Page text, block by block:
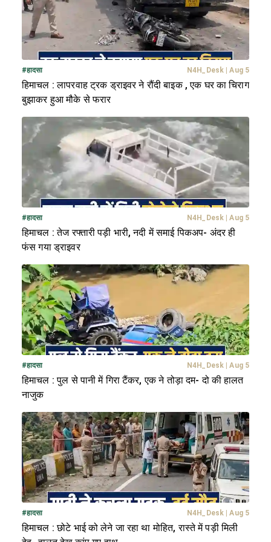
#हादसा N4H_Desk | Aug 5
हिमाचल : लापरवाह ट्रक ड्राइवर ने रौंदी बाइक , एक घर का चिराग
बुझाकर हुआ मौके से फरार
#हादसा N4H_Desk | Aug 5
हिमाचल : तेज रफ्तारी पड़ी भारी, नदी में समाई पिकअप- अंदर ही
फंस गया ड्राइवर
#हादसा N4H_Desk | Aug 5
हिमाचल : पुल से पानी में गिरा टैंकर, एक ने तोड़ा दम- दो की हालत
नाजुक
#हादसा N4H_Desk | Aug 5
हिमाचल : छोटे भाई को लेने जा रहा था मोहित, रास्ते में पड़ी मिली